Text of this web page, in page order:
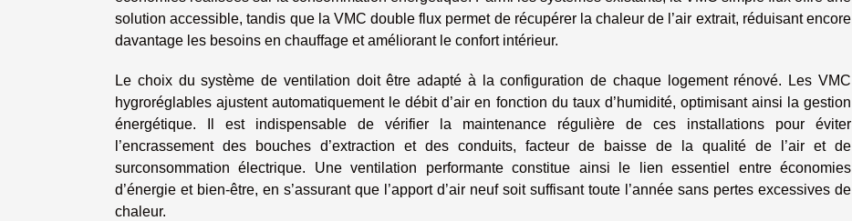
solution accessible, tandis que la VMC double flux permet de récupérer la chaleur de l’air extrait, réduisant encore
davantage les besoins en chauffage et améliorant le confort intérieur.
Le choix du système de ventilation doit être adapté à la configuration de chaque logement rénové. Les VMC
hygroréglables ajustent automatiquement le débit d’air en fonction du taux d’humidité, optimisant ainsi la gestion
énergétique. Il est indispensable de vérifier la maintenance régulière de ces installations pour éviter
l’encrassement des bouches d’extraction et des conduits, facteur de baisse de la qualité de l’air et de
surconsommation électrique. Une ventilation performante constitue ainsi le lien essentiel entre économies
d’énergie et bien-être, en s’assurant que l’apport d’air neuf soit suffisant toute l’année sans pertes excessives de
chaleur.